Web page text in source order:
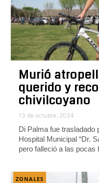
Murió
querido y
chivilcoyano
13 de octubre, 2024
Di Palma fue trasladado
Hospital Municipal “Dr.
pero falleció a las pocas
ZONALES